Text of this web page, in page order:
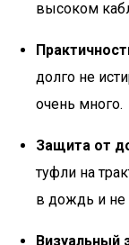
высоком
долго не
очень много.
Защита от
туфли на
в дождь и не
Визуальный